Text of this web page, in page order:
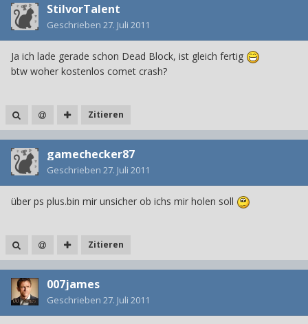
StilvorTalent
Geschrieben 27. Juli 2011
Ja ich lade gerade schon Dead Block, ist gleich fertig
btw woher kostenlos comet crash?
Zitieren
gamechecker87
Geschrieben 27. Juli 2011
über ps plus.bin mir unsicher ob ichs mir holen soll
Zitieren
007james
Geschrieben 27. Juli 2011